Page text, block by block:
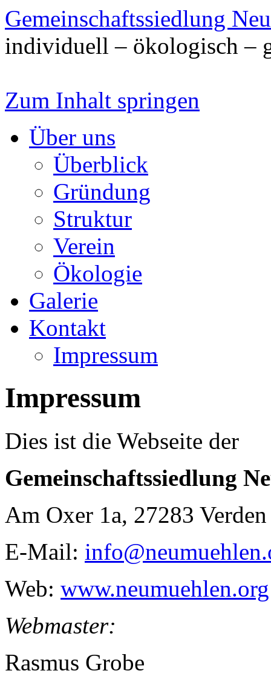
Gemeinschaftssiedlung
individuell – ökologisch –
Zum Inhalt springen
Über uns
Überblick
Gründung
Struktur
Verein
Ökologie
Galerie
Kontakt
Impressum
Impressum
Dies ist die Webseite der
Gemeinschaftssiedlung
Am Oxer 1a, 27283 Verden
E-Mail:
Web: www.neumuehlen.org
Webmaster:
Rasmus Grobe